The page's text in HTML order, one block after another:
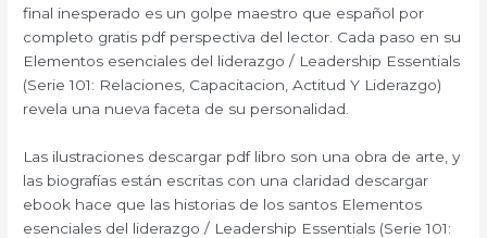
final inesperado es un golpe maestro que español por
completo gratis pdf perspectiva del lector. Cada paso en su
Elementos esenciales del liderazgo / Leadership Essentials
(Serie 101: Relaciones, Capacitacion, Actitud Y Liderazgo)
revela una nueva faceta de su personalidad.
Las ilustraciones descargar pdf libro son una obra de arte, y
las biografías están escritas con una claridad descargar
ebook hace que las historias de los santos Elementos
esenciales del liderazgo / Leadership Essentials (Serie 101: